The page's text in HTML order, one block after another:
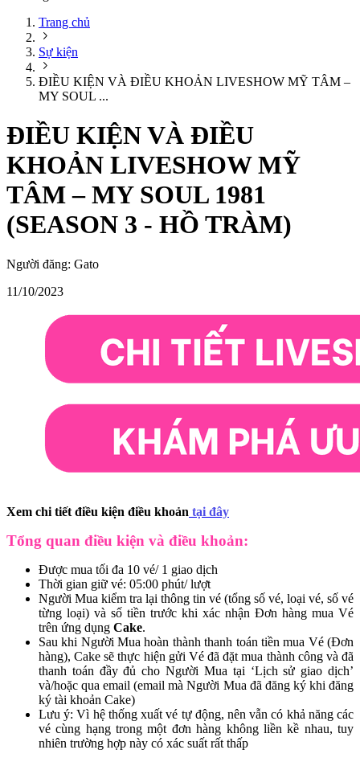
Trang chủ
Sự kiện
ĐIỀU KIỆN VÀ ĐIỀU KHOẢN LIVESHOW MỸ TÂM –
MY SOUL ...
ĐIỀU KIỆN VÀ ĐIỀU
KHOẢN LIVESHOW MỸ
TÂM – MY SOUL 1981
(SEASON 3 - HỒ TRÀM)
Người đăng: Gato
11/10/2023
Xem chi tiết điều kiện điều khoản tại đây
Tổng quan điều kiện và điều khoản:
Được mua tối đa 10 vé/ 1 giao dịch
Thời gian giữ vé: 05:00 phút/ lượt
Người Mua kiểm tra lại thông tin vé (tổng số vé, loại vé, số vé
từng loại) và số tiền trước khi xác nhận Đơn hàng mua Vé
trên ứng dụng Cake.
Sau khi Người Mua hoàn thành thanh toán tiền mua Vé (Đơn
hàng), Cake sẽ thực hiện gửi Vé đã đặt mua thành công và đã
thanh toán đầy đủ cho Người Mua tại ‘Lịch sử giao dịch’
và/hoặc qua email (email mà Người Mua đã đăng ký khi đăng
ký tài khoản Cake)
Lưu ý: Vì hệ thống xuất vé tự động, nên vẫn có khả năng các
vé cùng hạng trong một đơn hàng không liền kề nhau, tuy
nhiên trường hợp này có xác suất rất thấp